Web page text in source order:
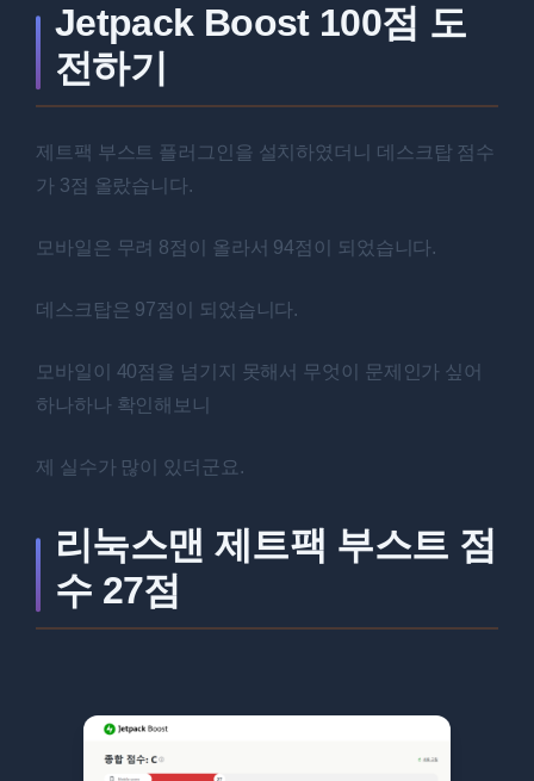
Jetpack Boost 100점 도
전하기
제트팩 부스트 플러그인을 설치하였더니 데스크탑 점수
가 3점 올랐습니다.
모바일은 무려 8점이 올라서 94점이 되었습니다.
데스크탑은 97점이 되었습니다.
모바일이 40점을 넘기지 못해서 무엇이 문제인가 싶어
하나하나 확인해보니
제 실수가 많이 있더군요.
리눅스맨 제트팩 부스트 점
수 27점